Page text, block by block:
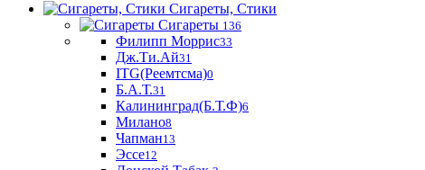
Сигареты, Стики
Сигареты 136
Филипп Моррис33
Дж.Ти.Ай31
ITG(Реемтсма)0
Б.А.Т.31
Калининград(Б.Т.Ф)6
Милано8
Чапман13
Эссе12